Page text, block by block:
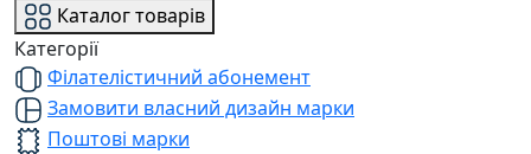
Каталог товарів
Категорії
Філателістичний абонемент
Замовити власний дизайн марки
Поштові марки